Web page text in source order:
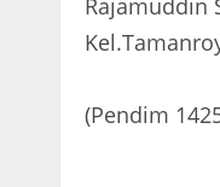
Rajamuddin
(Pendim